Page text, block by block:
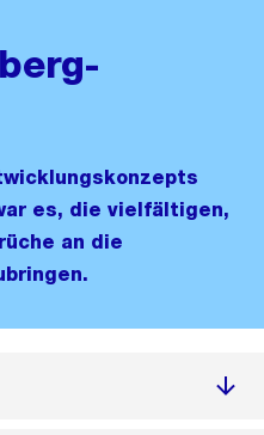
es, die vielfältigen,
an die